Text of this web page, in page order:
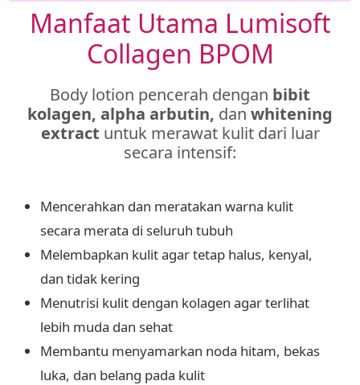
Manfaat Utama Lumisoft
Collagen BPOM
Body lotion pencerah dengan bibit
kolagen, alpha arbutin, dan whitening
extract untuk merawat kulit dari luar
secara intensif:
Mencerahkan dan meratakan warna kulit
secara merata di seluruh tubuh
Melembapkan kulit agar tetap halus, kenyal,
dan tidak kering
Menutrisi kulit dengan kolagen agar terlihat
lebih muda dan sehat
Membantu menyamarkan noda hitam, bekas
luka, dan belang pada kulit